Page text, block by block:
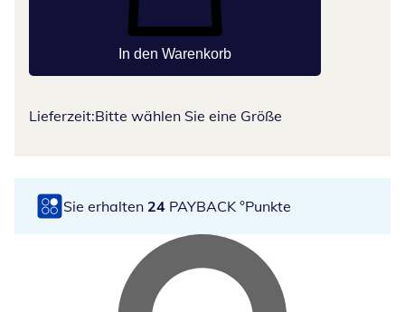
In den Warenkorb
Lieferzeit:Bitte wählen Sie eine Größe
Sie erhalten 24 PAYBACK °Punkte